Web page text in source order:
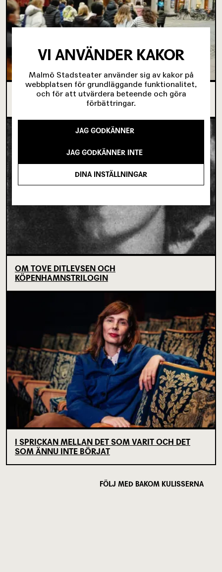
SJU SUPERVIKTIGA MINUTER OM UNGAS RÄTT
OM TOVE DITLEVSEN OCH
KÖPENHAMNSTRILOGIN
I SPRICKAN MELLAN DET SOM VARIT OCH DET
SOM ÄNNU INTE BÖRJAT
FÖLJ MED BAKOM KULISSERNA
VI ANVÄNDER KAKOR
Malmö Stadsteater använder sig av kakor på
webbplatsen för grundläggande funktionalitet,
och för att utvärdera beteende och göra
förbättringar.
JAG GODKÄNNER
JAG GODKÄNNER INTE
DINA INSTÄLLNINGAR